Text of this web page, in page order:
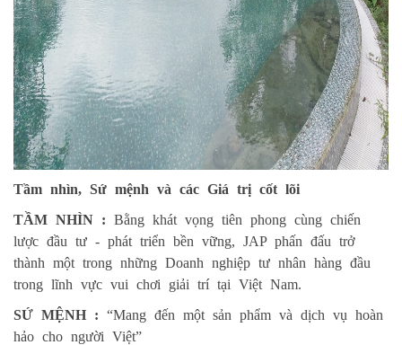
Tầm nhìn, Sứ mệnh và các Giá trị cốt lõi
TẦM NHÌN : Bằng khát vọng tiên phong cùng chiến
lược đầu tư - phát triển bền vững, JAP phấn đấu trở
thành một trong những Doanh nghiệp tư nhân hàng đầu
trong lĩnh vực vui chơi giải trí tại Việt Nam.
SỨ MỆNH : “Mang đến một sản phẩm và dịch vụ hoàn
hảo cho người Việt”